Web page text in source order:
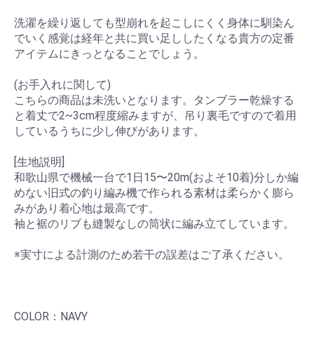
洗濯を繰り返しても型崩れを起こしにくく身体に馴染ん
でいく感覚は経年と共に買い足ししたくなる貴方の定番
アイテムにきっとなることでしょう。
(お手入れに関して)
こちらの商品は未洗いとなります。タンブラー乾燥する
と着丈で2~3cm程度縮みますが、吊り裏毛ですので着用
しているうちに少し伸びがあります。
[生地説明]
和歌⼭県で機械一台で1日15〜20m(およそ10着)分しか編
めない旧式の釣り編み機で作られる素材は柔らかく膨ら
みがあり着心地は最高です。
袖と裾のリブも縫製なしの筒状に編み立てしています。
※実寸による計測のため若干の誤差はご了承ください。
COLOR：NAVY